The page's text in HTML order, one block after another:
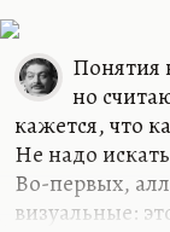
Понятия
но
кажется, что
Не надо
Во-первых,
визуальные: